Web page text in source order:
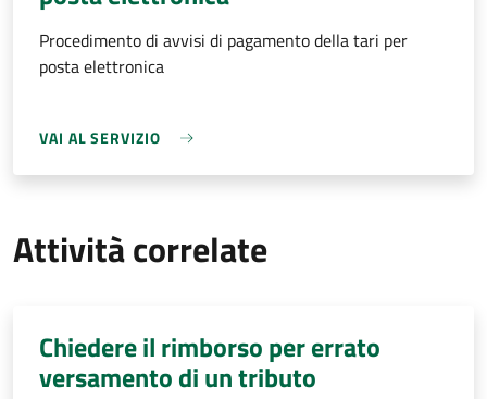
Procedimento di avvisi di pagamento della tari per
posta elettronica
VAI AL SERVIZIO
Attività correlate
Chiedere il rimborso per errato
versamento di un tributo